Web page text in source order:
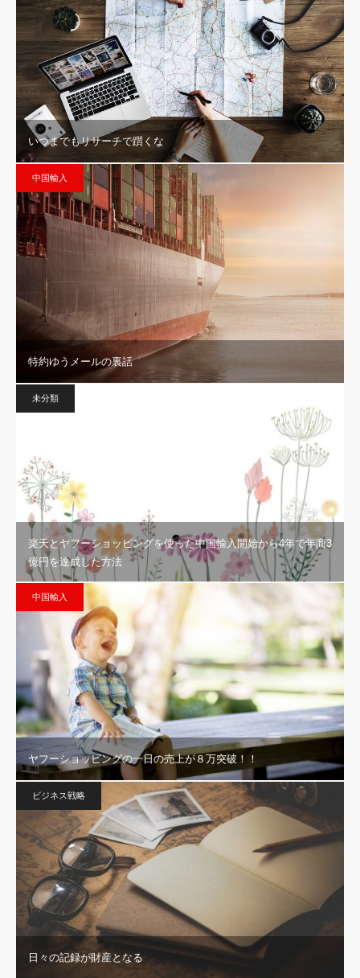
いつまでもリサーチで躓くな
中国輸入
特約ゆうメールの裏話
未分類
楽天とヤフーショッピングを使った中国輸入開始から4年で年商3
億円を達成した方法
中国輸入
ヤフーショッピングの一日の売上が８万突破！！
ビジネス戦略
日々の記録が財産となる